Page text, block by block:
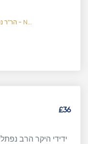
הר"ר נפתלי ברמ"א שלעזינגער - N...
£36
ידידי היקר הרב